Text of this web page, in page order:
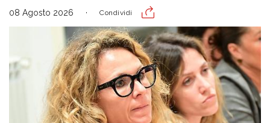
08 Agosto 2026 Condividi